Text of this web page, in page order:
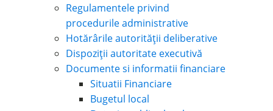
Regulamentele privind
procedurile administrative
Hotărârile autorității deliberative
Dispoziții autoritate executivă
Documente si informatii financiare
Situatii Financiare
Bugetul local